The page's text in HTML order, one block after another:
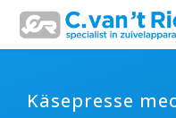
Käsepresse